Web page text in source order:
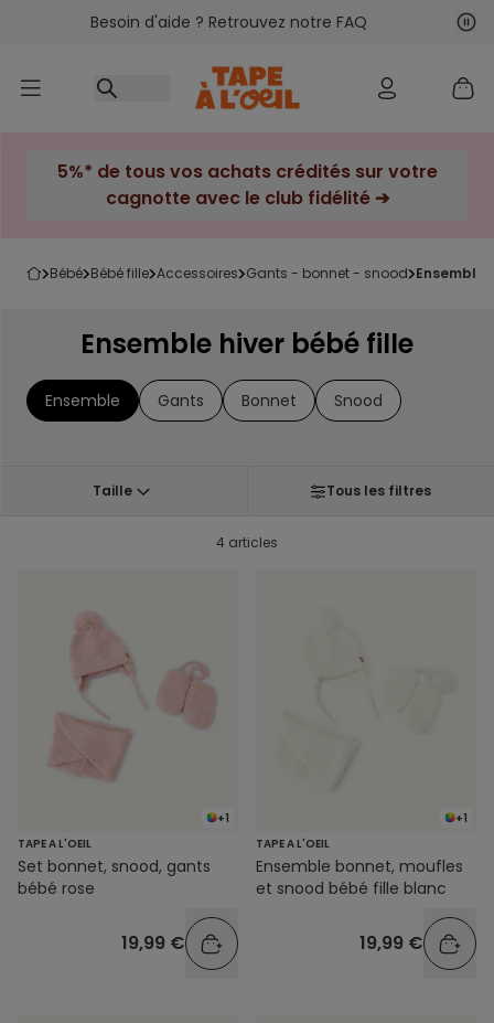
Accéder au contenu
Besoin d'aide ? Retrouvez notre FAQ
5%* de tous vos achats crédités sur votre
cagnotte avec le club fidélité ➔
bébé bébé fille accessoires gants - bonnet - snood
Ensemble hiver bébé fille
Ensemble Gants Bonnet Snood
Taille Tous les filtres
4 articles
+1
TAPE A L'OEIL
Set bonnet, snood, gants
bébé rose
19,99 €
+1
TAPE A L'OEIL
Ensemble bonnet, moufles
et snood bébé fille blanc
19,99 €